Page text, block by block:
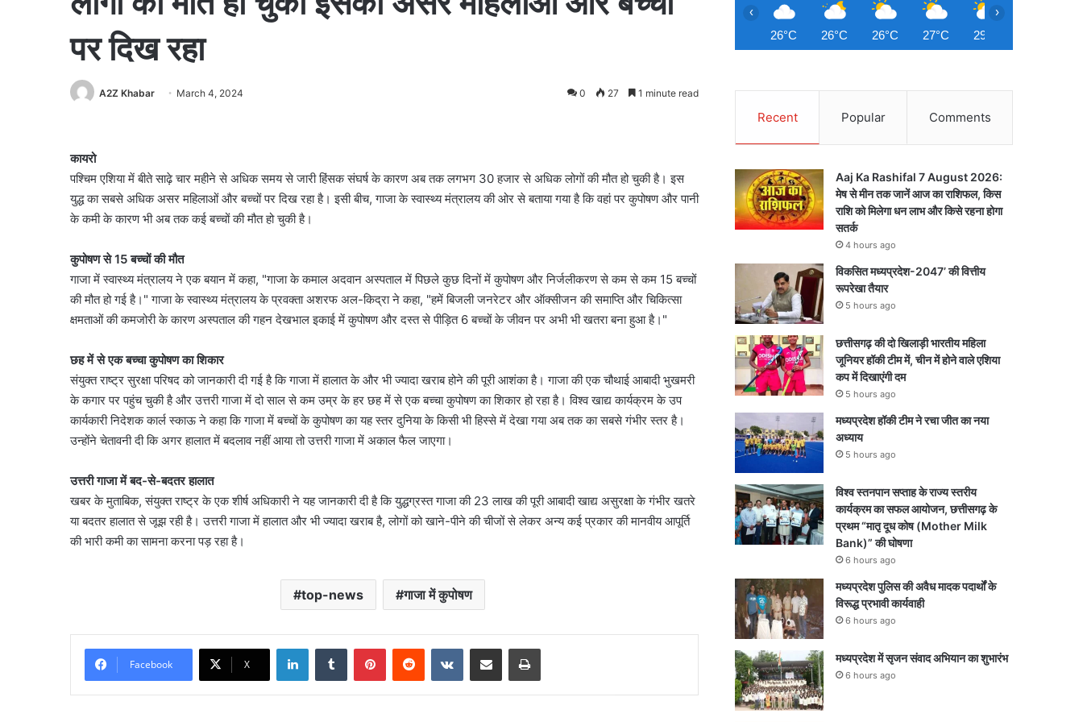
पर दिख रहा
A2Z Khabar March 4, 2024 0 27 1 minute read
कायरो
पश्चिम एशिया में बीते साढ़े चार महीने से अधिक समय से जारी हिंसक संघर्ष के कारण अब तक लगभग 30 हजार से अधिक लोगों की मौत हो चुकी है। इस
युद्ध का सबसे अधिक असर महिलाओं और बच्चों पर दिख रहा है। इसी बीच, गाजा के स्वास्थ्य मंत्रालय की ओर से बताया गया है कि वहां पर कुपोषण और पानी
के कमी के कारण भी अब तक कई बच्चों की मौत हो चुकी है।
कुपोषण से 15 बच्चों की मौत
गाजा में स्वास्थ्य मंत्रालय ने एक बयान में कहा, "गाजा के कमाल अदवान अस्पताल में पिछले कुछ दिनों में कुपोषण और निर्जलीकरण से कम से कम 15 बच्चों
की मौत हो गई है।" गाजा के स्वास्थ्य मंत्रालय के प्रवक्ता अशरफ अल-किद्रा ने कहा, "हमें बिजली जनरेटर और ऑक्सीजन की समाप्ति और चिकित्सा
क्षमताओं की कमजोरी के कारण अस्पताल की गहन देखभाल इकाई में कुपोषण और दस्त से पीड़ित 6 बच्चों के जीवन पर अभी भी खतरा बना हुआ है।"
छह में से एक बच्चा कुपोषण का शिकार
संयुक्त राष्ट्र सुरक्षा परिषद को जानकारी दी गई है कि गाजा में हालात के और भी ज्यादा खराब होने की पूरी आशंका है। गाजा की एक चौथाई आबादी भुखमरी
के कगार पर पहुंच चुकी है और उत्तरी गाजा में दो साल से कम उम्र के हर छह में से एक बच्चा कुपोषण का शिकार हो रहा है। विश्व खाद्य कार्यक्रम के उप
कार्यकारी निदेशक कार्ल स्काऊ ने कहा कि गाजा में बच्चों के कुपोषण का यह स्तर दुनिया के किसी भी हिस्से में देखा गया अब तक का सबसे गंभीर स्तर है।
उन्होंने चेतावनी दी कि अगर हालात में बदलाव नहीं आया तो उत्तरी गाजा में अकाल फैल जाएगा।
उत्तरी गाजा में बद-से-बदतर हालात
खबर के मुताबिक, संयुक्त राष्ट्र के एक शीर्ष अधिकारी ने यह जानकारी दी है कि युद्धग्रस्त गाजा की 23 लाख की पूरी आबादी खाद्य असुरक्षा के गंभीर खतरे
या बदतर हालात से जूझ रही है। उत्तरी गाजा में हालात और भी ज्यादा खराब है, लोगों को खाने-पीने की चीजों से लेकर अन्य कई प्रकार की मानवीय आपूर्ति
की भारी कमी का सामना करना पड़ रहा है।
top-news गाजा में कुपोषण
Facebook X
LinkedInTumblr PinterestReddit VKontakteShare via Email Print
26°C 26°C 26°C 27°C 29°C
‹ ›
Recent Popular Comments
Aaj Ka Rashifal 7 August 2026:
मेष से मीन तक जानें आज का राशिफल, किस
राशि को मिलेगा धन लाभ और किसे रहना होगा
सतर्क
4 hours ago
विकसित मध्यप्रदेश-2047’ की वित्तीय
रूपरेखा तैयार
5 hours ago
छत्तीसगढ़ की दो खिलाड़ी भारतीय महिला
जूनियर हॉकी टीम में, चीन में होने वाले एशिया
कप में दिखाएंगी दम
5 hours ago
मध्यप्रदेश हॉकी टीम ने रचा जीत का नया
अध्याय
5 hours ago
विश्व स्तनपान सप्ताह के राज्य स्तरीय
कार्यक्रम का सफल आयोजन, छत्तीसगढ़ के
प्रथम “मातृ दूध कोष (Mother Milk
Bank)” की घोषणा
6 hours ago
मध्यप्रदेश पुलिस की अवैध मादक पदार्थों के
विरूद्ध प्रभावी कार्यवाही
6 hours ago
मध्यप्रदेश में सृजन संवाद अभियान का शुभारंभ
6 hours ago